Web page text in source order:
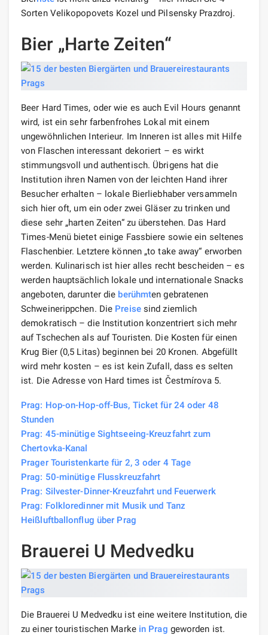
Sorten Velikopopovets Kozel und Pilsensky Prazdroj.
Bier „Harte Zeiten“
Beer Hard Times, oder wie es auch Evil Hours genannt
wird, ist ein sehr farbenfrohes Lokal mit einem
ungewöhnlichen Interieur. Im Inneren ist alles mit Hilfe
von Flaschen interessant dekoriert – es wirkt
stimmungsvoll und authentisch. Übrigens hat die
Institution ihren Namen von der leichten Hand ihrer
Besucher erhalten – lokale Bierliebhaber versammeln
sich hier oft, um ein oder zwei Gläser zu trinken und
diese sehr „harten Zeiten“ zu überstehen. Das Hard
Times-Menü bietet einige Fassbiere sowie ein seltenes
Flaschenbier. Letztere können „to take away“ erworben
werden. Kulinarisch ist hier alles recht bescheiden – es
werden hauptsächlich lokale und internationale Snacks
angeboten, darunter die berühmten gebratenen
Schweinerippchen. Die Preisesind ziemlich
demokratisch – die Institution konzentriert sich mehr
auf Tschechen als auf Touristen. Die Kosten für einen
Krug Bier (0,5 Litas) beginnen bei 20 Kronen. Abgefüllt
wird mehr kosten – es ist kein Zufall, dass es selten
ist. Die Adresse von Hard times ist Čestmírova 5.
Prag: Hop-on-Hop-off-Bus, Ticket für 24 oder 48
Stunden
Prag: 45-minütige Sightseeing-Kreuzfahrt zum
Chertovka-Kanal
Prager Touristenkarte für 2, 3 oder 4 Tage
Prag: 50-minütige Flusskreuzfahrt
Prag: Silvester-Dinner-Kreuzfahrt und Feuerwerk
Prag: Folkloredinner mit Musik und Tanz
Heißluftballonflug über Prag
Brauerei U Medvedku
Die Brauerei U Medvedku ist eine weitere Institution, die
zu einer touristischen Marke in Prag geworden ist.